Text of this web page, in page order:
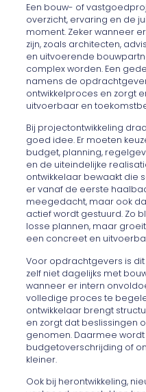
Een bouw- of
overzicht, ervaring en de
moment. Zeker wanneer
zijn, zoals architecten,
en uitvoerende
complex worden. Een
namens de
ontwikkelproces en zorgt
uitvoerbaar en
Bij projectontwikkeling
goed idee. Er moeten
budget, planning,
en de uiteindelijke
ontwikkelaar bewaakt die
er vanaf de eerste
meegedacht, maar ook
actief wordt gestuurd. Zo
losse plannen, maar
een concreet en
Voor opdrachtgevers is
zelf niet dagelijks met
wanneer er intern
volledige proces te
ontwikkelaar brengt
en zorgt dat beslissingen
genomen. Daarmee
budgetoverschrijding of
kleiner.
Ook bij herontwikkeling,